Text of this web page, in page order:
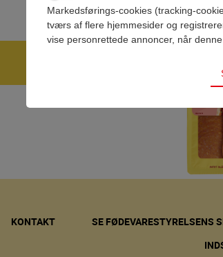
KONTAKT SE FØDEVARESTYRELSENS
Markedsførings-cookies (tracking-
tværs af flere hjemmesider og
vise personrettede annoncer, når